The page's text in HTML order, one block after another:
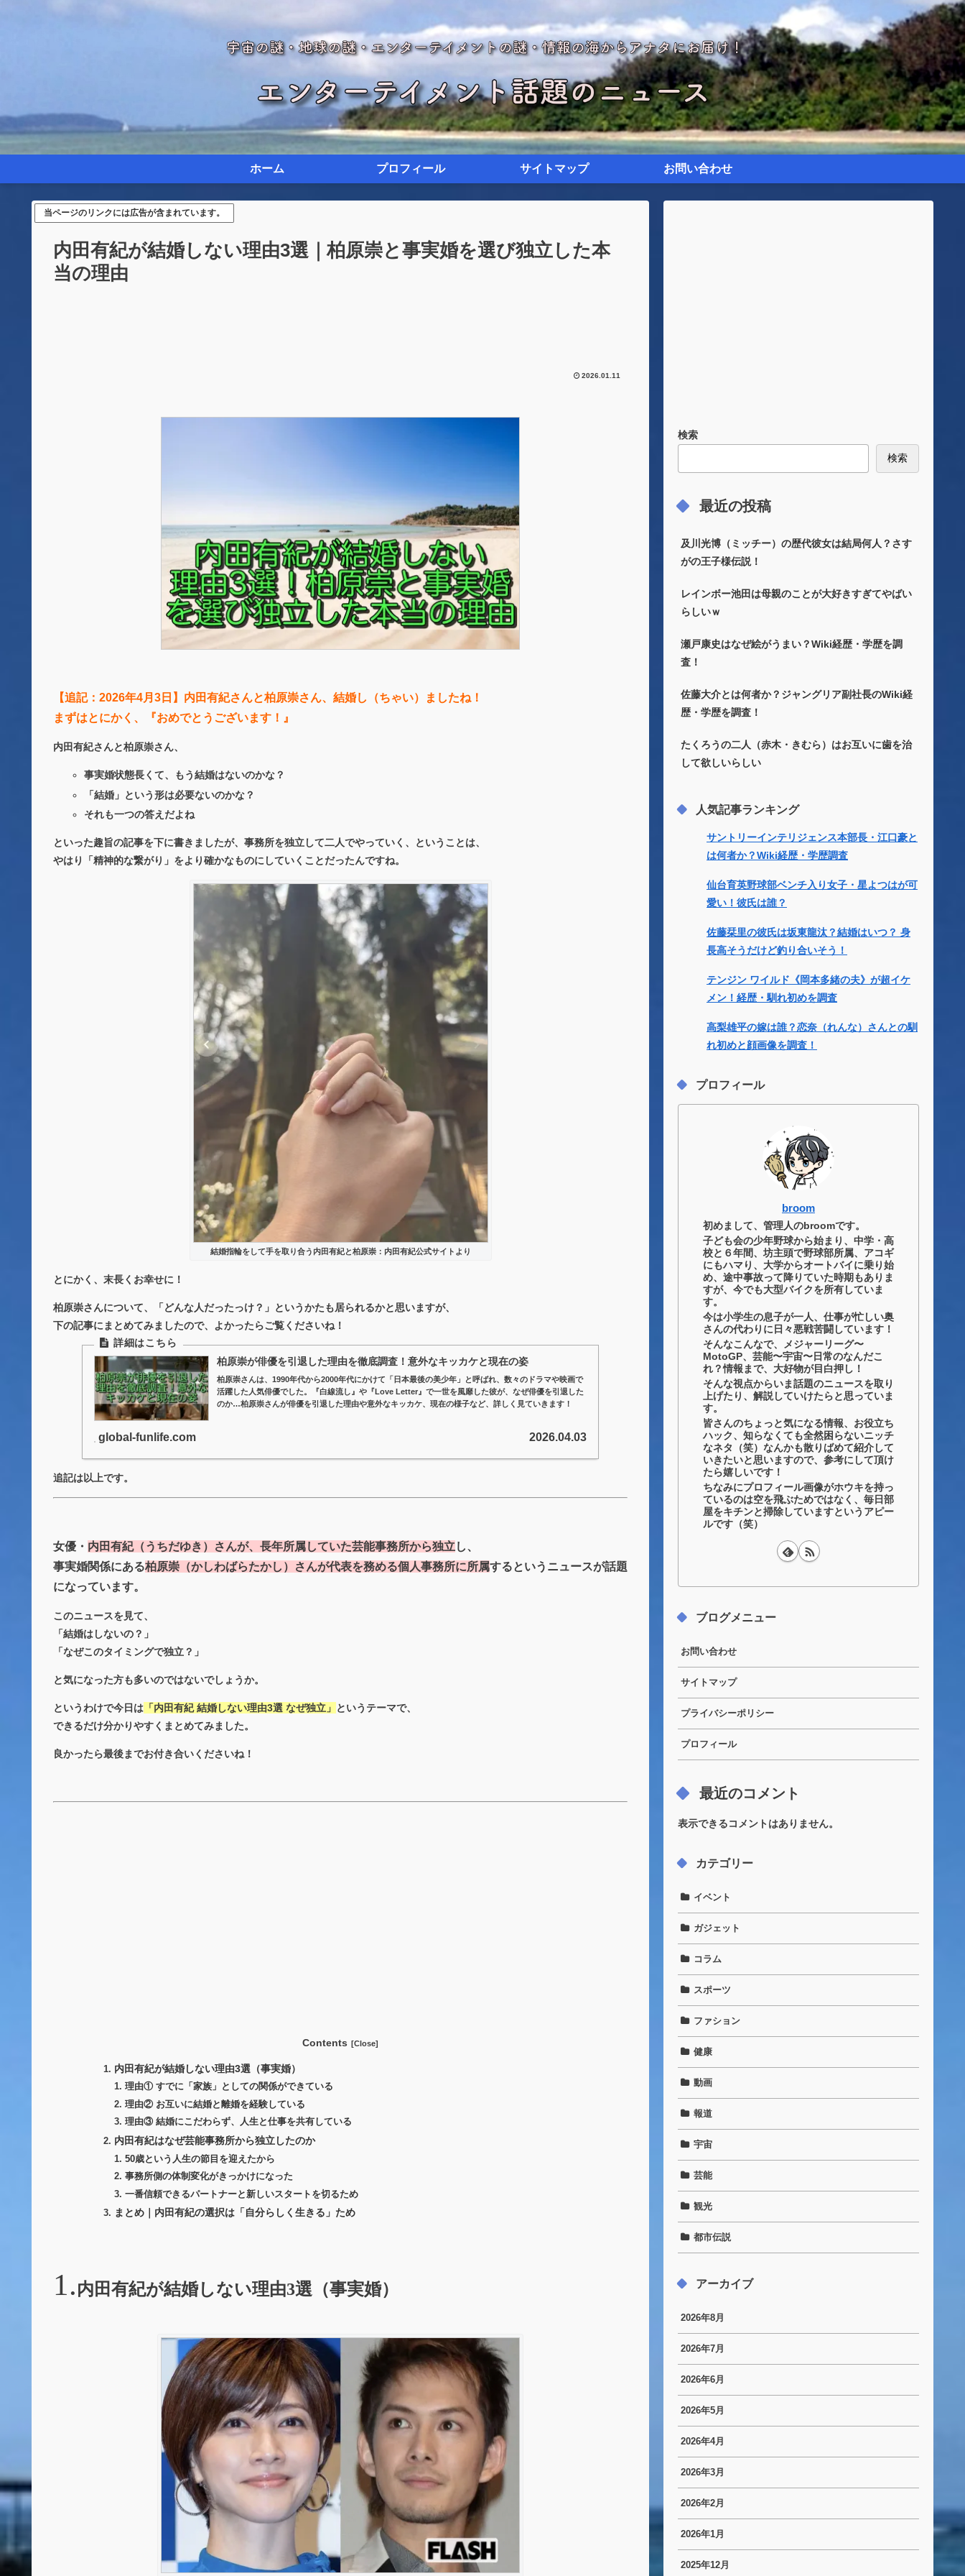
ホーム プロフィール サイトマップ お問い合わせ
当ページのリンクには広告が含まれています。
内田有紀が結婚しない理由3選｜柏原崇と事実婚を選び独立した本
当の理由
2026.01.11
【追記：2026年4月3日】内田有紀さんと柏原崇さん、結婚し（ちゃい）ましたね！
まずはとにかく、『おめでとうございます！』
内田有紀さんと柏原崇さん、
事実婚状態長くて、もう結婚はないのかな？
「結婚」という形は必要ないのかな？
それも一つの答えだよね
といった趣旨の記事を下に書きましたが、事務所を独立して二人でやっていく、ということは、
やはり「精神的な繋がり」をより確かなものにしていくことだったんですね。
結婚指輪をして手を取り合う内田有紀と柏原崇：内田有紀公式サイトより
とにかく、末長くお幸せに！
柏原崇さんについて、「どんな人だったっけ？」というかたも居られるかと思いますが、
下の記事にまとめてみましたので、よかったらご覧くださいね！
柏原崇が俳優を引退した理由を徹底調査！意外なキッカケと現在の姿
柏原崇さんは、1990年代から2000年代にかけて「日本最後の美少年」と呼ばれ、数々のドラマや映画で
活躍した人気俳優でした。『白線流し』や『Love Letter』で一世を風靡した彼が、なぜ俳優を引退した
のか…柏原崇さんが俳優を引退した理由や意外なキッカケ、現在の様子など、詳しく見ていきます！
global-funlife.com 2026.04.03
追記は以上です。
女優・ 内田有紀（うちだゆき）さんが、長年所属していた芸能事務所から独立 し、
事実婚関係にある柏原崇（かしわばらたかし）さんが代表を務める個人事務所に所属するというニュースが話題
になっています。
このニュースを見て、
「結婚はしないの？」
「なぜこのタイミングで独立？」
と気になった方も多いのではないでしょうか。
というわけで今日は 「内田有紀 結婚しない理由3選 なぜ独立」 というテーマで、
できるだけ分かりやすくまとめてみました。
良かったら最後までお付き合いくださいね！
Contents
内田有紀が結婚しない理由3選（事実婚）
理由① すでに「家族」としての関係ができている
理由② お互いに結婚と離婚を経験している
理由③ 結婚にこだわらず、人生と仕事を共有している
内田有紀はなぜ芸能事務所から独立したのか
50歳という人生の節目を迎えたから
事務所側の体制変化がきっかけになった
一番信頼できるパートナーと新しいスタートを切るため
まとめ｜内田有紀の選択は「自分らしく生きる」ため
内田有紀が結婚しない理由3選（事実婚）
検索
検索
最近の投稿
及川光博（ミッチー）の歴代彼女は結局何人？さす
がの王子様伝説！
レインボー池田は母親のことが大好きすぎてやばい
らしいｗ
瀬戸康史はなぜ絵がうまい？Wiki経歴・学歴を調
査！
佐藤大介とは何者か？ジャングリア副社長のWiki経
歴・学歴を調査！
たくろうの二人（赤木・きむら）はお互いに歯を治
して欲しいらしい
人気記事ランキング
サントリーインテリジェンス本部長・江口豪と
は何者か？Wiki経歴・学歴調査
仙台育英野球部ベンチ入り女子・星よつはが可
愛い！彼氏は誰？
佐藤栞里の彼氏は坂東龍汰？結婚はいつ？ 身
長高そうだけど釣り合いそう！
テンジン ワイルド《岡本多緒の夫》が超イケ
メン！経歴・馴れ初めを調査
高梨雄平の嫁は誰？恋奈（れんな）さんとの馴
れ初めと顔画像を調査！
プロフィール
broom
初めまして、管理人のbroomです。
子ども会の少年野球から始まり、中学・高
校と６年間、坊主頭で野球部所属、アコギ
にもハマり、大学からオートバイに乗り始
め、途中事故って降りていた時期もありま
すが、今でも大型バイクを所有していま
す。
今は小学生の息子が一人、仕事が忙しい奥
さんの代わりに日々悪戦苦闘しています！
そんなこんなで、メジャーリーグ〜
MotoGP、芸能〜宇宙〜日常のなんだこ
れ？情報まで、大好物が目白押し！
そんな視点からいま話題のニュースを取り
上げたり、解説していけたらと思っていま
す。
皆さんのちょっと気になる情報、お役立ち
ハック、知らなくても全然困らないニッチ
なネタ（笑）なんかも散りばめて紹介して
いきたいと思いますので、参考にして頂け
たら嬉しいです！
ちなみにプロフィール画像がホウキを持っ
ているのは空を飛ぶためではなく、毎日部
屋をキチンと掃除していますというアピー
ルです（笑）
ブログメニュー
お問い合わせ
サイトマップ
プライバシーポリシー
プロフィール
最近のコメント
表示できるコメントはありません。
カテゴリー
イベント
ガジェット
コラム
スポーツ
ファション
健康
動画
報道
宇宙
芸能
観光
都市伝説
アーカイブ
2026年8月
2026年7月
2026年6月
2026年5月
2026年4月
2026年3月
2026年2月
2026年1月
2025年12月